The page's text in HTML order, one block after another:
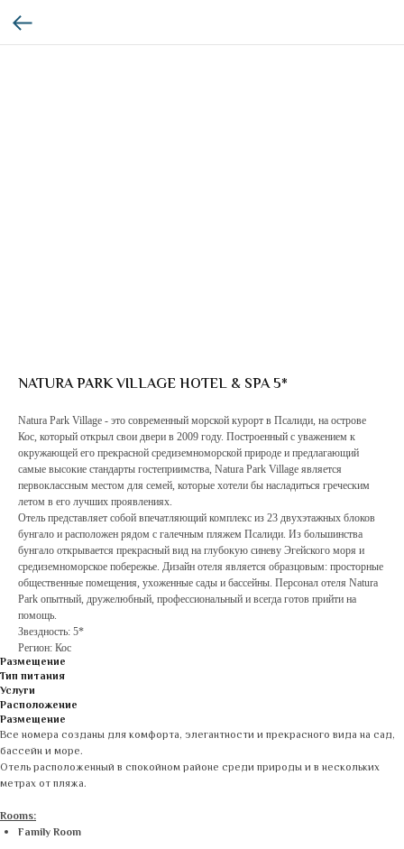
NATURA PARK VILLAGE HOTEL & SPA 5*
Natura Park Village - это современный морской курорт в Псалиди, на острове
Кос, который открыл свои двери в 2009 году. Построенный с уважением к
окружающей его прекрасной средиземноморской природе и предлагающий
самые высокие стандарты гостеприимства, Natura Park Village является
первоклассным местом для семей, которые хотели бы насладиться греческим
летом в его лучших проявлениях.
Отель представляет собой впечатляющий комплекс из 23 двухэтажных блоков
бунгало и расположен рядом с галечным пляжем Псалиди. Из большинства
бунгало открывается прекрасный вид на глубокую синеву Эгейского моря и
средиземноморское побережье. Дизайн отеля является образцовым: просторные
общественные помещения, ухоженные сады и бассейны. Персонал отеля Natura
Park опытный, дружелюбный, профессиональный и всегда готов прийти на
помощь.
Звездность: 5*
Регион: Кос
Размещение
Тип питания
Услуги
Расположение
Размещение
Все номера созданы для комфорта, элегантности и прекрасного вида на сад,
бассейн и море.
Отель расположенный в спокойном районе среди природы и в нескольких
метрах от пляжа.
Rooms:
Family Room